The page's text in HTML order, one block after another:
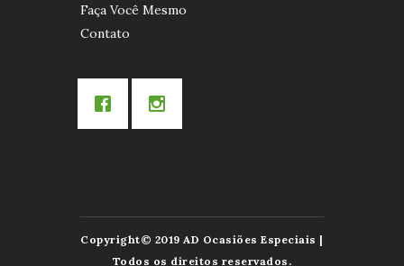
Faça Você Mesmo
Contato
Copyright© 2019 AD Ocasiões Especiais |
Todos os direitos reservados.